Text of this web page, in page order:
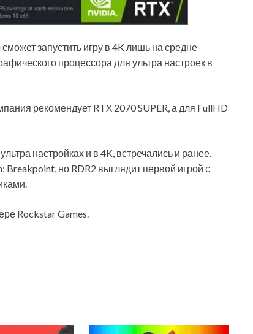
запустить игру в 4K лишь на средне-
процессора для ультра настроек в
рекомендует RTX 2070 SUPER, а для FullHD
настройках и в 4K, встречались и ранее.
Breakpoint, но RDR2 выглядит первой игрой с
Rockstar Games.